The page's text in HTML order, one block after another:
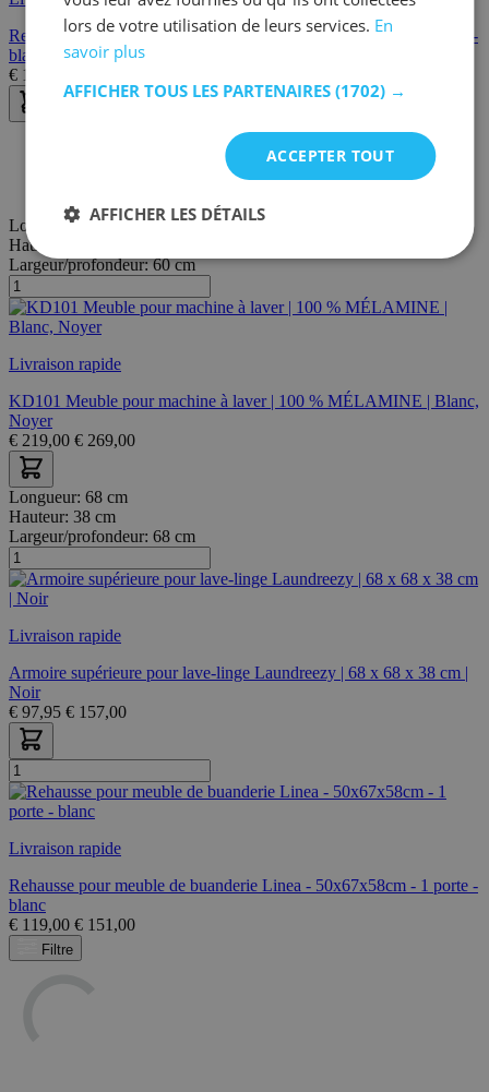
Rehausse pour meuble de buanderie Linea - 66x67x58cm - 1 porte -
blanc
€ 149,00
30 jours de délai de rétractation
Livraison et retour gratuits
Longueur: 65 cm
Hauteur:
Largeur/profondeur:60 cm
Livraison rapide
KD101 Meuble pour machine à laver | 100 % MÉLAMINE | Blanc,
Noyer
€ 219,00 € 269,00
Longueur: 68 cm
Hauteur: 38 cm
Largeur/profondeur: 68 cm
Livraison rapide
Armoire supérieure pour lave-linge Laundreezy | 68 x 68 x 38 cm |
Noir
€ 97,95 € 157,00
Livraison rapide
Rehausse pour meuble de buanderie Linea - 50x67x58cm - 1 porte -
blanc
€ 119,00 € 151,00
Filtre
lors de votre utilisation de leurs services. En
savoir plus
AFFICHER TOUS LES PARTENAIRES (1702) →
ACCEPTER TOUT
AFFICHER LES DÉTAILS